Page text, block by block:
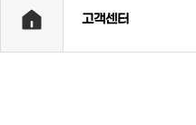
고객센터